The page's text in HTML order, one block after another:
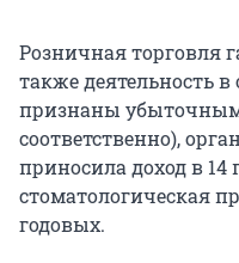
Розничная торговля
также деятельность
признаны
соответственно),
приносила доход в 14
стоматологическая
годовых.